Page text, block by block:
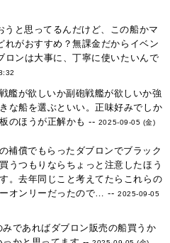
うと思ってるんだけど、この船かマ
れがおすすめ？無課金だからイベン
ロンは大事に、丁寧に使いたいんで
艦が欲しいか副砲戦艦が欲しいか強
な船を選ぶといい。正味好みでしか
のほうが正解かも -- 2025-09-05 (金)
補償でもらったダブロンでブラック
うつもりならちょっと注意したほう
。去年同じこと考えてたらこれらの
オンリーだったので… -- 2025-09-05
みであればダブロン販売の船買うか